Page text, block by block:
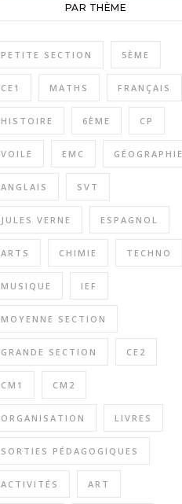
PAR THÈME
PETITE SECTION 5ÈME
CE1 MATHS FRANÇAIS
HISTOIRE 6ÈME CP
VOILE EMC GÉOGRAPHIE
ANGLAIS SVT
JULES VERNE ESPAGNOL
ARTS CHIMIE TECHNO
MUSIQUE IEF
MOYENNE SECTION
GRANDE SECTION CE2
CM1 CM2
ORGANISATION LIVRES
SORTIES PÉDAGOGIQUES
ACTIVITÉS ART